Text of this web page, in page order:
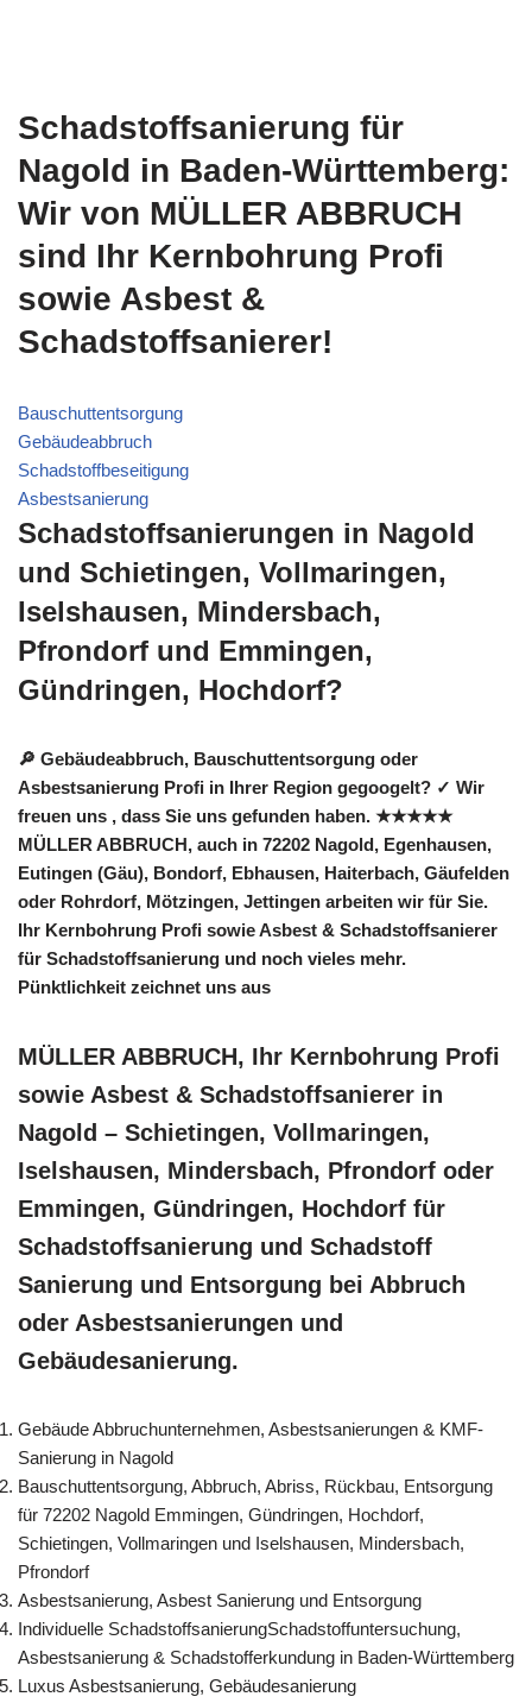
Schadstoffsanierung für
Nagold in Baden-Württemberg:
Wir von MÜLLER ABBRUCH
sind Ihr Kernbohrung Profi
sowie Asbest &
Schadstoffsanierer!
Bauschuttentsorgung
Gebäudeabbruch
Schadstoffbeseitigung
Asbestsanierung
Schadstoffsanierungen in Nagold
und Schietingen, Vollmaringen,
Iselshausen, Mindersbach,
Pfrondorf und Emmingen,
Gündringen, Hochdorf?
🔎 Gebäudeabbruch, Bauschuttentsorgung oder
Asbestsanierung Profi in Ihrer Region gegoogelt? ✓ Wir
freuen uns , dass Sie uns gefunden haben. ★★★★★
MÜLLER ABBRUCH, auch in 72202 Nagold, Egenhausen,
Eutingen (Gäu), Bondorf, Ebhausen, Haiterbach, Gäufelden
oder Rohrdorf, Mötzingen, Jettingen arbeiten wir für Sie.
Ihr Kernbohrung Profi sowie Asbest & Schadstoffsanierer
für Schadstoffsanierung und noch vieles mehr.
Pünktlichkeit zeichnet uns aus
MÜLLER ABBRUCH, Ihr Kernbohrung Profi
sowie Asbest & Schadstoffsanierer in
Nagold – Schietingen, Vollmaringen,
Iselshausen, Mindersbach, Pfrondorf oder
Emmingen, Gündringen, Hochdorf für
Schadstoffsanierung und Schadstoff
Sanierung und Entsorgung bei Abbruch
oder Asbestsanierungen und
Gebäudesanierung.
Gebäude Abbruchunternehmen, Asbestsanierungen & KMF-
Sanierung in Nagold
Bauschuttentsorgung, Abbruch, Abriss, Rückbau, Entsorgung
für 72202 Nagold Emmingen, Gündringen, Hochdorf,
Schietingen, Vollmaringen und Iselshausen, Mindersbach,
Pfrondorf
Asbestsanierung, Asbest Sanierung und Entsorgung
Individuelle SchadstoffsanierungSchadstoffuntersuchung,
Asbestsanierung & Schadstofferkundung in Baden-Württemberg
Luxus Asbestsanierung, Gebäudesanierung